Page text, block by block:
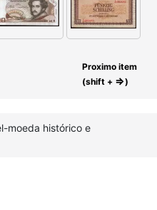
Proximo item
(shift + ⇒)
moeda histórico e